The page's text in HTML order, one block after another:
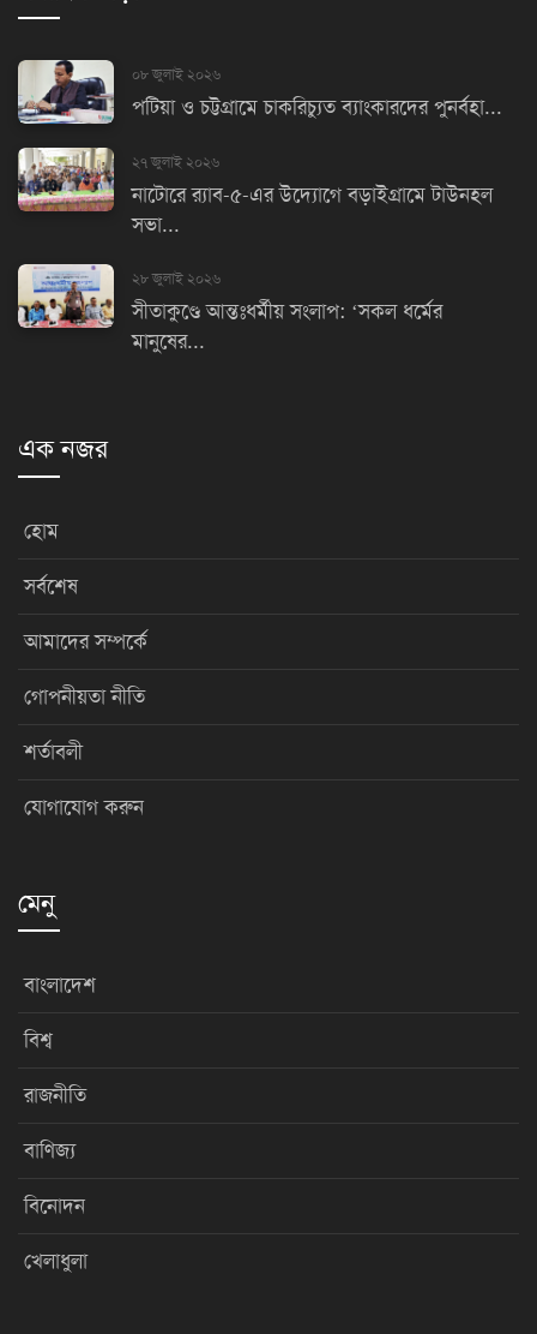
০৮ জুলাই ২০২৬
পটিয়া ও চট্টগ্রামে চাকরিচ্যুত ব্যাংকারদের পুনর্বহা...
২৭ জুলাই ২০২৬
নাটোরে র‌্যাব-৫-এর উদ্যোগে বড়াইগ্রামে টাউনহল
সভা...
২৮ জুলাই ২০২৬
সীতাকুণ্ডে আন্তঃধর্মীয় সংলাপ: ‘সকল ধর্মের
মানুষের...
এক নজর
হোম
সর্বশেষ
আমাদের সম্পর্কে
গোপনীয়তা নীতি
শর্তাবলী
যোগাযোগ করুন
মেনু
বাংলাদেশ
বিশ্ব
রাজনীতি
বাণিজ্য
বিনোদন
খেলাধুলা